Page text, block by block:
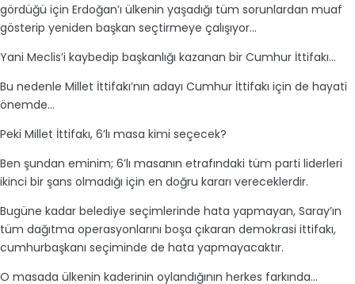
gördüğü için Erdoğan’ı ülkenin yaşadığı tüm sorunlardan muaf
gösterip yeniden başkan seçtirmeye çalışıyor...
Yani Meclis’i kaybedip başkanlığı kazanan bir Cumhur İttifakı...
Bu nedenle Millet İttifakı’nın adayı Cumhur İttifakı için de hayati
önemde...
Peki Millet İttifakı, 6’lı masa kimi seçecek?
Ben şundan eminim; 6’lı masanın etrafındaki tüm parti liderleri
ikinci bir şans olmadığı için en doğru kararı vereceklerdir.
Bugüne kadar belediye seçimlerinde hata yapmayan, Saray’ın
tüm dağıtma operasyonlarını boşa çıkaran demokrasi ittifakı,
cumhurbaşkanı seçiminde de hata yapmayacaktır.
O masada ülkenin kaderinin oylandığının herkes farkında...